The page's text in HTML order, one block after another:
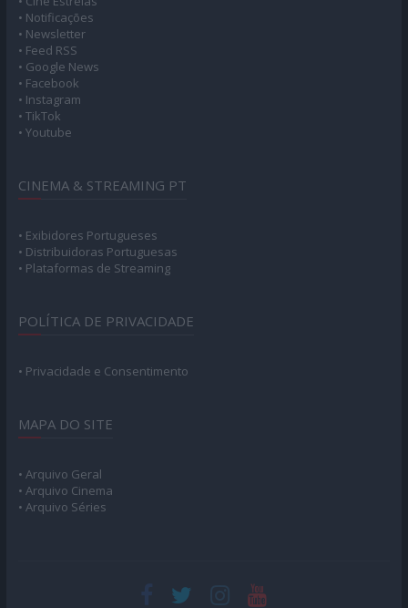
• Notificações
• Newsletter
• Feed RSS
• Google News
• Facebook
• Instagram
• TikTok
• Youtube
CINEMA & STREAMING PT
• Exibidores Portugueses
• Distribuidoras Portuguesas
• Plataformas de Streaming
POLÍTICA DE PRIVACIDADE
• Privacidade e Consentimento
MAPA DO SITE
• Arquivo Geral
• Arquivo Cinema
• Arquivo Séries